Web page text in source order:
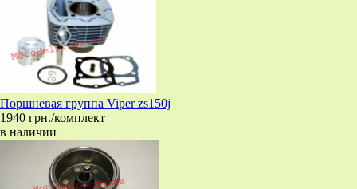
Поршневая группа Viper zs150j
1940 грн./комплект
в наличии